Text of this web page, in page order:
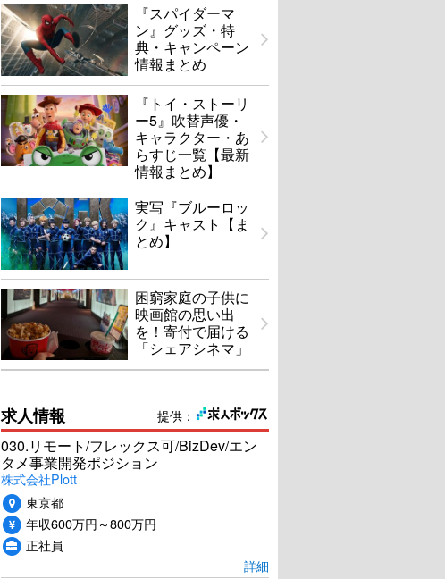
『スパイダーマ
ン』グッズ・特
典・キャンペーン
情報まとめ
『トイ・ストーリ
ー5』吹替声優・
キャラクター・あ
らすじ一覧【最新
情報まとめ】
実写『ブルーロッ
ク』キャスト【ま
とめ】
困窮家庭の子供に
映画館の思い出
を！寄付で届ける
「シェアシネマ」
提供：
求人情報
030.リモート/フレックス可/BizDev/エン
タメ事業開発ポジション
株式会社Plott
東京都
年収600万円～800万円
正社員
詳細